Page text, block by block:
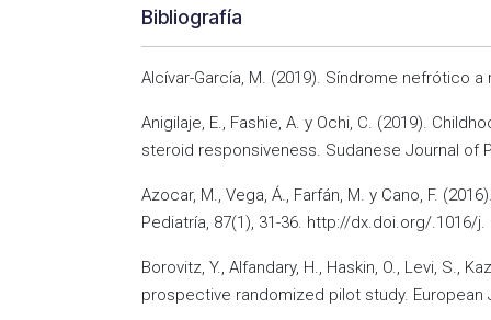
Bibliografía
Alcívar-García, M. (2019). Síndrome nefrótico
Anigilaje, E., Fashie, A. y Ochi, C. (2019).
steroid responsiveness. Sudanese Journal of
Azocar, M., Vega, Á., Farfán, M. y Cano, F.
Pediatría, 87(1), 31-36. http://dx.doi.org/.1016/
Borovitz, Y., Alfandary, H., Haskin, O., Levi, S.,
prospective randomized pilot study. European